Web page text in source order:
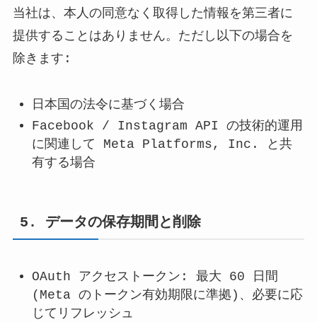
当社は、本人の同意なく取得した情報を第三者に
提供することはありません。ただし以下の場合を
除きます:
日本国の法令に基づく場合
Facebook / Instagram API の技術的運用
に関連して Meta Platforms, Inc. と共
有する場合
5. データの保存期間と削除
OAuth アクセストークン: 最大 60 日間
(Meta のトークン有効期限に準拠)、必要に応
じてリフレッシュ